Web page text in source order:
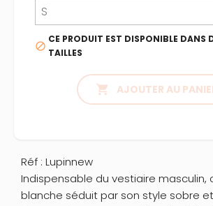

CE PRODUIT EST DISPONIBLE DANS
TAILLES
 AJOUTER AU
Réf : Lupinnew
Indispensable du vestiaire
blanche séduit par son style sobre